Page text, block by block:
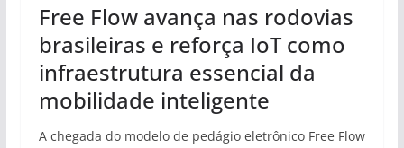
Free Flow avança nas rodovias
brasileiras e reforça IoT como
infraestrutura essencial da
mobilidade inteligente
A chegada do modelo de pedágio eletrônico Free Flow